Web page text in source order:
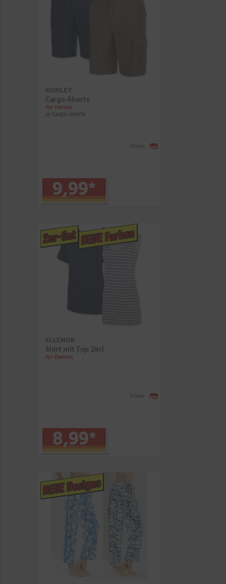
RONLEY
Cargo-Shorts
für Herren
je Cargo-Shorts
9,99*
Filiale
2er-Set NEUE Farben
ELLENOR
Shirt mit Top 2in1
für Damen
8,99*
Filiale
NEUE Designs